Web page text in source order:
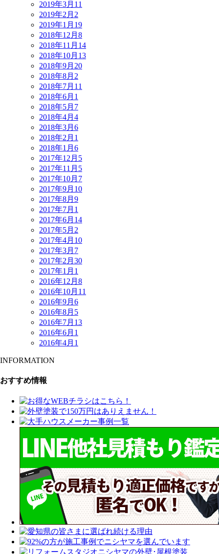
2019年3月 11
2019年2月 2
2019年1月 19
2018年12月 8
2018年11月 14
2018年10月 13
2018年9月 20
2018年8月 2
2018年7月 11
2018年6月 1
2018年5月 7
2018年4月 4
2018年3月 6
2018年2月 1
2018年1月 6
2017年12月 5
2017年11月 5
2017年10月 7
2017年9月 10
2017年8月 9
2017年7月 1
2017年6月 14
2017年5月 2
2017年4月 10
2017年3月 7
2017年2月 30
2017年1月 1
2016年12月 8
2016年10月 11
2016年9月 6
2016年8月 5
2016年7月 13
2016年6月 1
2016年4月 1
INFORMATION
おすすめ情報